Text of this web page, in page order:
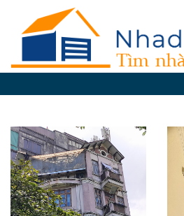
đàn
Giới
Tin
nhà
đất
videos